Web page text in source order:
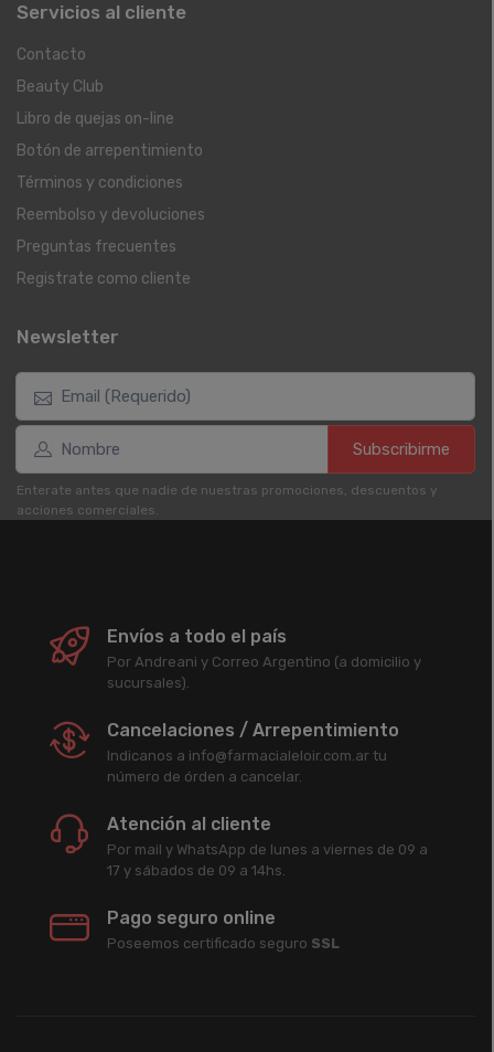
Servicios al cliente
Contacto
Beauty Club
Libro de quejas on-line
Botón de arrepentimiento
Términos y condiciones
Reembolso y devoluciones
Preguntas frecuentes
Registrate como cliente
Newsletter
Subscribirme
Enterate antes que nadie de nuestras promociones, descuentos y
acciones comerciales.
Envíos a todo el país
Por Andreani y Correo Argentino (a domicilio y
sucursales).
Cancelaciones / Arrepentimiento
Indicanos a info@farmacialeloir.com.ar tu
número de órden a cancelar.
Atención al cliente
Por mail y WhatsApp de lunes a viernes de 09 a
17 y sábados de 09 a 14hs.
Pago seguro online
Poseemos certificado seguro SSL